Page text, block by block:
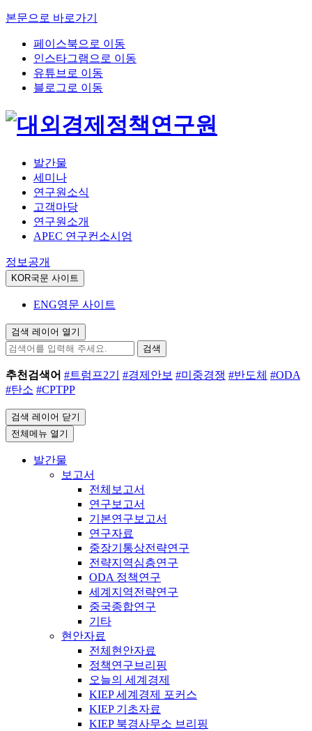
본문으로 바로가기
페이스북으로 이동
인스타그램으로 이동
유튜브로 이동
블로그로 이동
발간물
세미나
연구원소식
고객마당
연구원소개
APEC 연구컨소시엄
정보공개
KOR국문 사이트
ENG영문 사이트
검색 레이어 열기
검색
추천검색어 #트럼프2기 #경제안보 #미중경쟁 #반도체 #ODA
#탄소 #CPTPP
검색 레이어 닫기
전체메뉴 열기
발간물
보고서
전체보고서
연구보고서
기본연구보고서
연구자료
중장기통상전략연구
전략지역심층연구
ODA 정책연구
세계지역전략연구
중국종합연구
기타
현안자료
전체현안자료
정책연구브리핑
오늘의 세계경제
KIEP 세계경제 포커스
KIEP 기초자료
KIEP 북경사무소 브리핑